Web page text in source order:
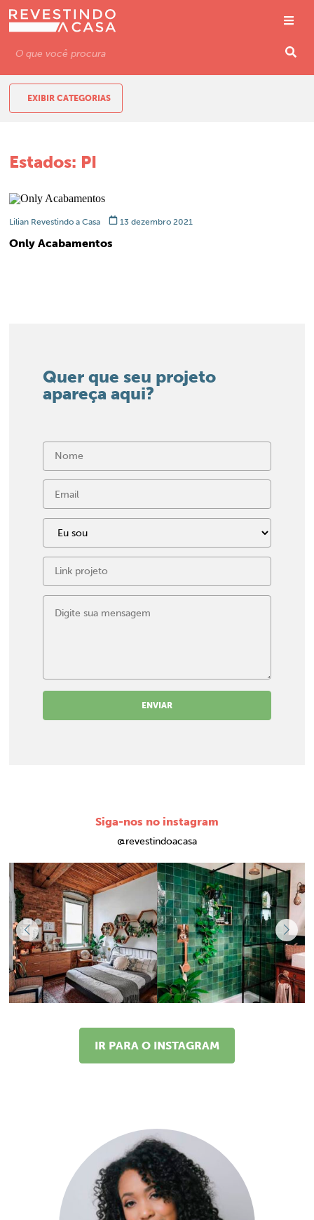
EXIBIR CATEGORIAS
Estados: PI
Lilian Revestindo a Casa 13 dezembro 2021
Only Acabamentos
Quer que seu projeto
apareça aqui?
ENVIAR
Siga-nos no instagram
@revestindoacasa
IR PARA O INSTAGRAM